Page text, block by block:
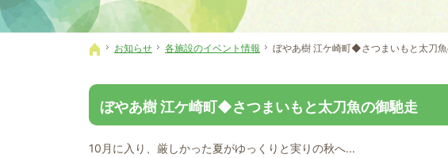
ホーム
お知らせ 各施設のイベント情報 ぼやあ樹 江ケ崎町◆さつまいもと太刀
ぼやあ樹 江ケ崎町◆さつまいもと太刀魚の御馳走
10月に入り、厳しかった夏がゆっくりと実りの秋へ...